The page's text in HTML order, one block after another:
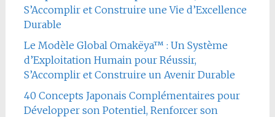
S’Accomplir et Construire une Vie d’Excellence
Durable
Le Modèle Global Omakëya™ : Un Système
d’Exploitation Humain pour Réussir,
S’Accomplir et Construire un Avenir Durable
40 Concepts Japonais Complémentaires pour
Développer son Potentiel, Renforcer son